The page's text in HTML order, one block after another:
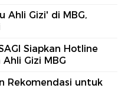
Ahli Gizi' di MBG,
Siapkan Hotline
Gizi MBG
Rekomendasi untuk